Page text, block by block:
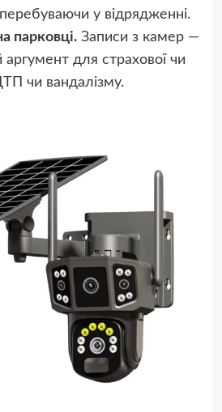
перебуваючи у відрядженні.
парковці.Записи з камер —
аргумент для страхової чи
чи вандалізму.